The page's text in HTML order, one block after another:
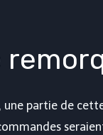
une partie de